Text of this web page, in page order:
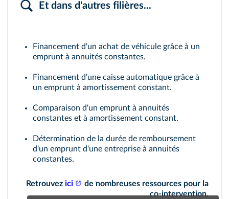
Et dans d'autres filières...
Financement d'un achat de véhicule grâce à un
emprunt à annuités constantes.
Financement d'une caisse automatique grâce à
un emprunt à amortissement constant.
Comparaison d'un emprunt à annuités
constantes et à amortissement constant.
Détermination de la durée de remboursement
d'un emprunt d'une entreprise à annuités
constantes.
Retrouvez ici
de nombreuses ressources pour la
co‑intervention.